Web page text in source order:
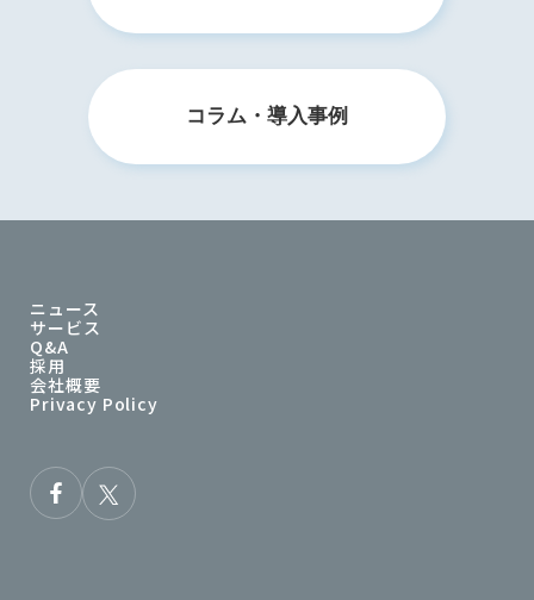
コラム・導入事例
ニュース
サービス
Q&A
採用
会社概要
Privacy Policy